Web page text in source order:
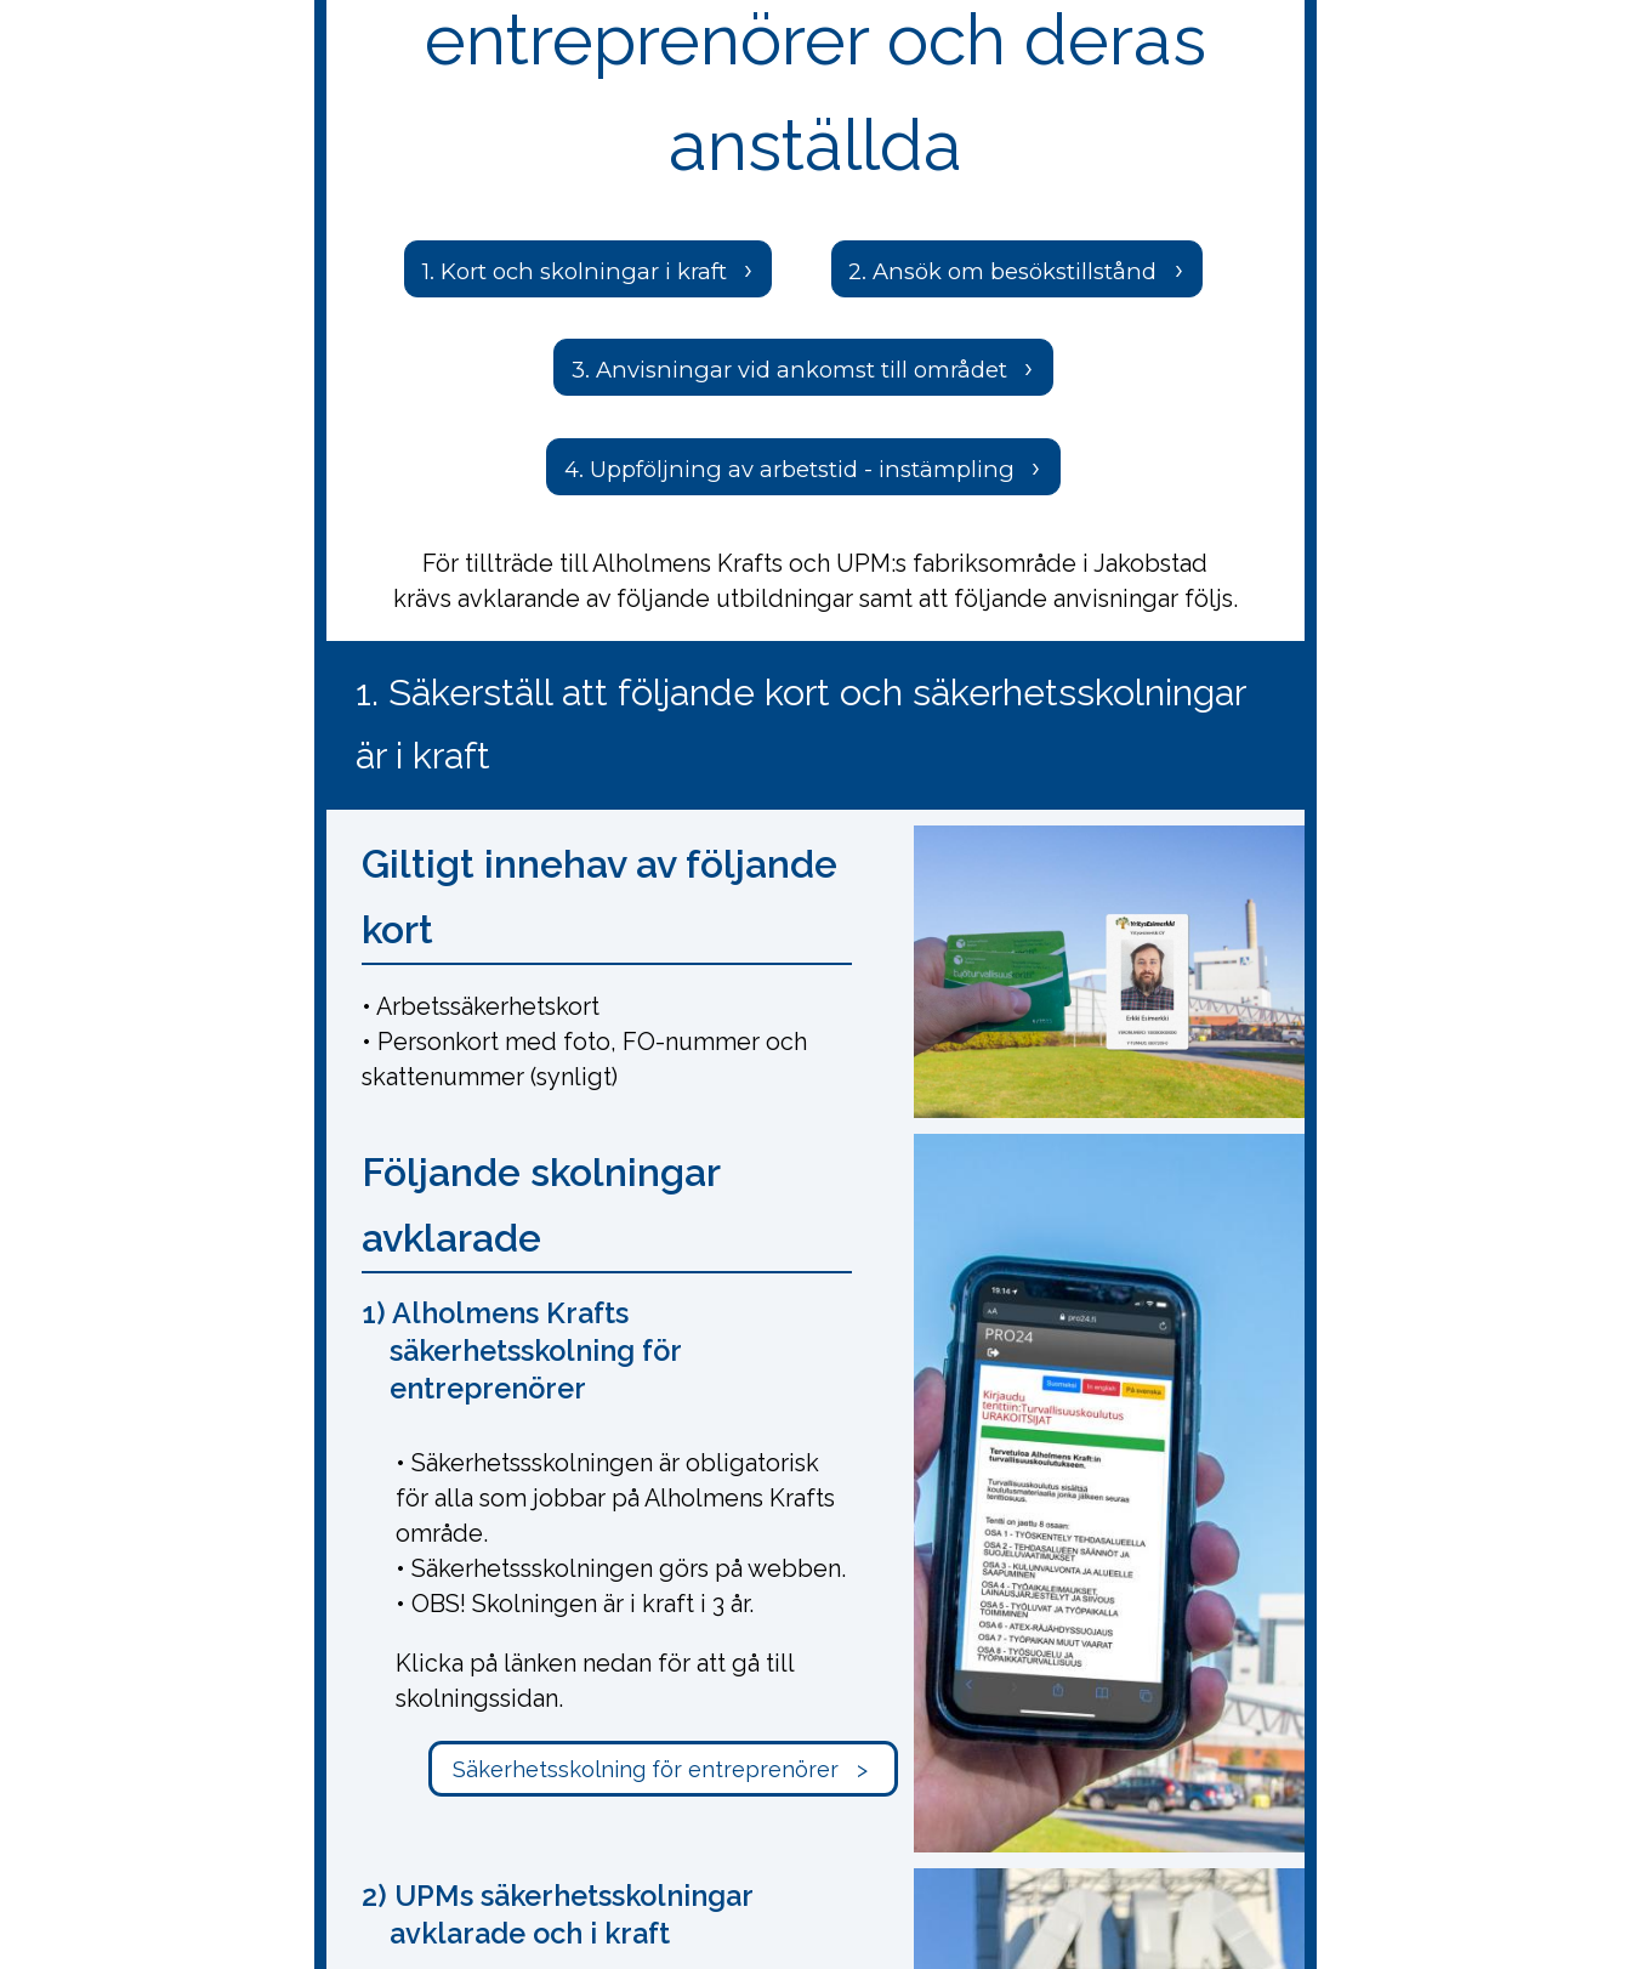
entreprenörer och deras
anställda
1. Kort och skolningar i kraft 2. Ansök om besökstillstånd
3. Anvisningar vid ankomst till området
4. Uppföljning av arbetstid - instämpling
För tillträde till Alholmens Krafts och UPM:s fabriksområde i Jakobstad
krävs avklarande av följande utbildningar samt att följande anvisningar följs.
1. Säkerställ att följande kort och säkerhetsskolningar
är i kraft
Giltigt innehav av följande
kort
• Arbetssäkerhetskort
• Personkort med foto, FO-nummer och
skattenummer (synligt)
Följande skolningar
avklarade
1) Alholmens Krafts
säkerhetsskolning för
entreprenörer
• Säkerhetssskolningen är obligatorisk
för alla som jobbar på Alholmens Krafts
område.
• Säkerhetssskolningen görs på webben.
• OBS! Skolningen är i kraft i 3 år.
Klicka på länken nedan för att gå till
skolningssidan.
2) UPMs säkerhetsskolningar
avklarade och i kraft